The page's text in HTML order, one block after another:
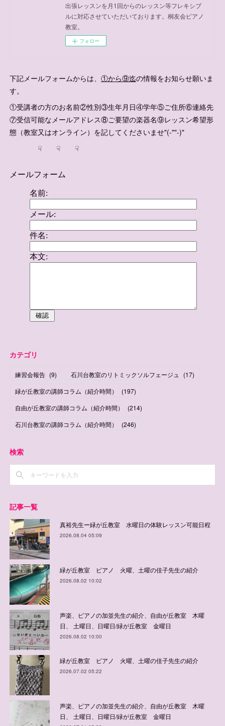
出張レッスンを月1回からのレッスン等フレキシブ
ルに対応させていただいております。桐友会ピアノ
教室。
フォロー
下記メールフォームからは、 ①から⑨迄の情報をお知らせ願いま
す。
①受講者の方のお名前②性別③生年月日④学年⑤ご住所⑥連絡先
⑦受信可能なメールアドレス⑧ご要望の楽器名⑨レッスン希望形
態（教室又はオンライン）を記してくださいませ"(-""-)"
☟ ☟ ☟
カテゴリ
練習会報告 (9) 石川台教室のリトミックソルフェージュ (17)
緑が丘教室の講師コラム（紹介時間）
(197)
自由が丘教室の講師コラム（紹介時間）
(214)
石川台教室の講師コラム（紹介時間）
(246)
検索
記事一覧
真裕先生ー緑が丘教室 水曜日の体験レッスン可能日程
2026.08.04 05:09
緑が丘教室 ピアノ 火曜、土曜の佳子先生の紹介
2026.08.02 10:02
声楽、ピアノの加並先生の紹介、自由が丘教室 木曜
日、 土曜日、日曜日/緑が丘教室 金曜日
2026.08.02 10:00
緑が丘教室 ピアノ 火曜、土曜の佳子先生の紹介
2026.07.02 05:22
声楽、ピアノの加並先生の紹介、自由が丘教室 木曜
日、 土曜日、日曜日/緑が丘教室 金曜日